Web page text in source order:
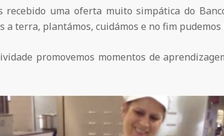
recebido uma oferta muito simpática do
a terra, plantámos, cuidámos e no fim
promovemos momentos de